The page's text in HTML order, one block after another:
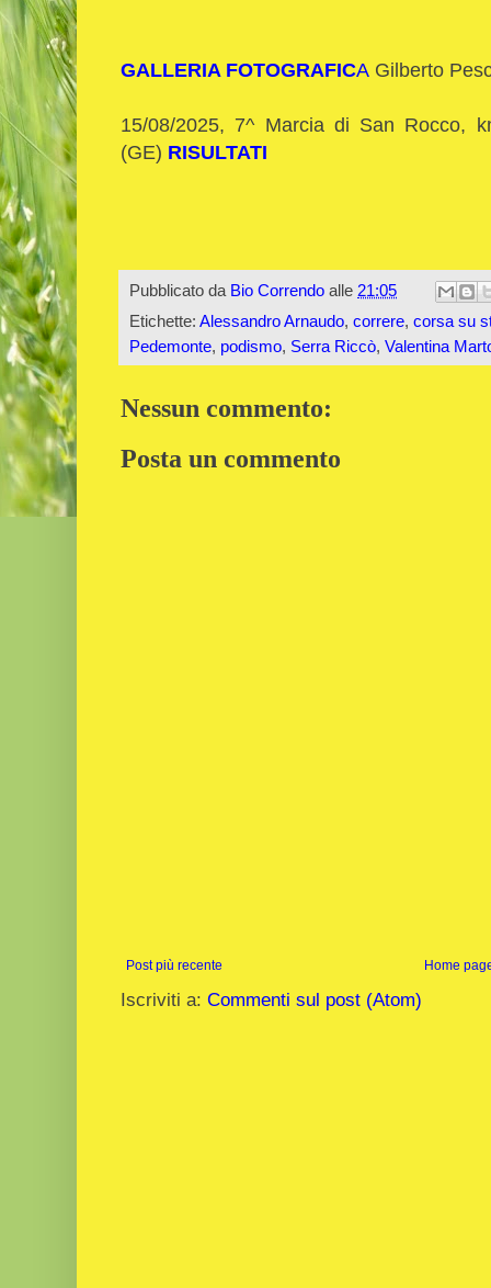
GALLERIA FOTOGRAFICA Gilberto
15/08/2025, 7^ Marcia di San Rocco,
(GE) RISULTATI
Pubblicato da Bio Correndo alle 21:05
Etichette: Alessandro Arnaudo, correre, corsa su
Pedemonte, podismo, Serra Riccò, Valentina
Nessun commento:
Posta un commento
Post più recente Home
Iscriviti a: Commenti sul post (Atom)